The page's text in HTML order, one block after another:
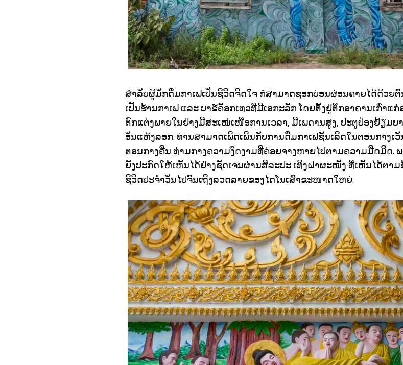
ສໍາລັບຜູ້ມັກດື່ມກາເຟເປັນຊີວິດຈິດໃຈ ກໍສາມາດຊອກບ່ອນຜ່ອນຄາຍໄດ້ດ້ວຍຕົນ
ເປັນຮ້ານກາເຟ ແລະ ບາຣ໌ຄັອກເທວທີ່ມີເອກະລັກ ໂດຍຕັ້ງຢູ່ຕຶກອາຄານເກົ່າແ
ຕົກແຕ່ງພາຍໃນຢ່າງມີສະເໜ່ເໜືອການເວລາ, ມີເພດານສູງ, ປະຕູປ່ອງຢ້ຽມ
ອັນແຫ້ງລອກ. ທ່ານສາມາດເພີດເພີນກັບການດື່ມກາເຟຊັ້ນເລີດໃນຕອນກາງເ
ຕອນກາງຄືນ ທ່າມກາງຄວາມງົດງາມທີ່ຄ່ອຍຈາງຫາຍໄປຕາມຄວາມມືດມິດ.
ຍັງປະກົດໃຫ້ເຫັນໄດ້ຢ່າງຊັດເຈນຜ່ານສິລະປະ ເທິງຝາຜະໜັງ ທີ່ເຫັນໄດ້ຕາ
ຊິວິດປະຈໍາວັນໄປຈົນເຖິງລວດລາຍຂອງໄດໂນເສົາຂະໜາດໃຫຍ່.